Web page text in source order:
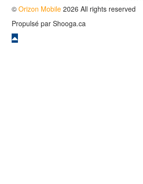
© Orizon Mobile 2026 All rights reserved
Propulsé par Shooga.ca